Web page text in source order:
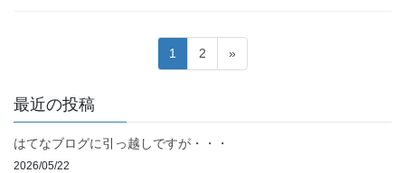
の
ペ
ー
固
定
ジ
1
固
定
2 »
最近の投稿
はてなブログに引っ越しですが・・・
2026/05/22